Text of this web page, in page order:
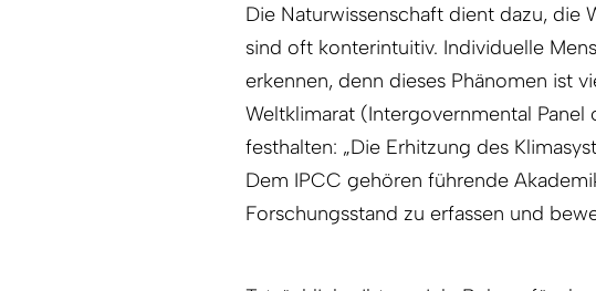
Die Naturwissenschaft dient dazu, die
sind oft konterintuitiv. Individuelle
erkennen, denn dieses Phänomen ist
Weltklimarat (Intergovernmental
festhalten: „Die Erhitzung des
Dem IPCC gehören führende
Forschungsstand zu erfassen und